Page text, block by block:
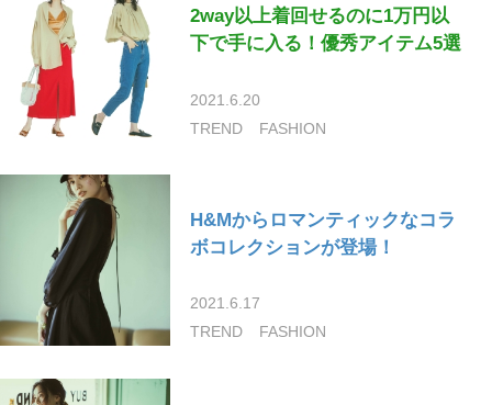
2way以上着回せるのに1万円以
下で手に入る！優秀アイテム5選
2021.6.20
TREND
FASHION
H&Mからロマンティックなコラ
ボコレクションが登場！
2021.6.17
TREND
FASHION